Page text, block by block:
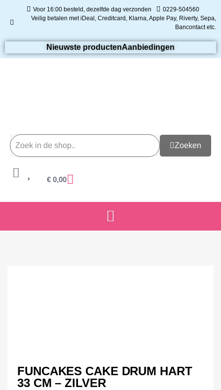
Voor 16:00 besteld, dezelfde dag verzonden
0229-504560
Veilig betalen met iDeal, Creditcard, Klarna, Apple Pay, Riverty, Sepa,
Bancontact etc.
Nieuwste productenAanbiedingen
Zoeken
€ 0,00
FUNCAKES CAKE DRUM HART
33 CM – ZILVER